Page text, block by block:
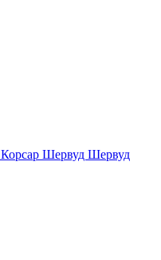
Корсар Шервуд Шервуд